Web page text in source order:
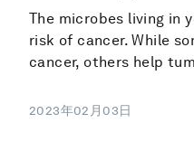
The microbes living in
risk of cancer. While
cancer, others help
2023年02月03日